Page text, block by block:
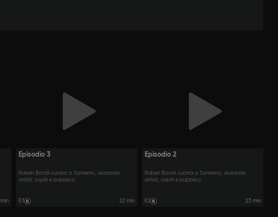
Episodio 3
Ruben Bondì cucina a Sanremo, aiutando
artisti, ospiti e pubblico
E3 22 min
Episodio 2
Ruben Bondì cucina a Sanremo, aiutando
artisti, ospiti e pubblico.
E2 23 min